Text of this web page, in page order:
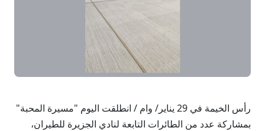
رأس الخيمة في 29 يناير/ وام / انطلقت اليوم "مسيرة المحبة"
بمشاركة عدد من الطائرات التابعة لنادي الجزيرة للطيران،